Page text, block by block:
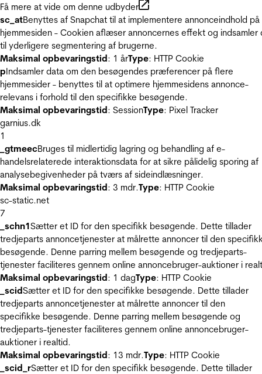
Få mere at vide om denne udbyder
sc_atBenyttes af Snapchat til at implementere annonceindhold på
hjemmesiden - Cookien aflæser annoncernes effekt og indsamler
til yderligere segmentering af brugerne.
Maksimal opbevaringstid: 1 årType: HTTP Cookie
pIndsamler data om den besøgendes præferencer på flere
hjemmesider - benyttes til at optimere hjemmesidens annonce-
relevans i forhold til den specifikke besøgende.
Maksimal opbevaringstid: SessionType: Pixel Tracker
garnius.dk
1
_gtmeecBruges til midlertidig lagring og behandling af e-
handelsrelaterede interaktionsdata for at sikre pålidelig sporing af
analysebegivenheder på tværs af sideindlæsninger.
Maksimal opbevaringstid: 3 mdr.Type: HTTP Cookie
sc-static.net
7
_schn1Sætter et ID for den specifikk besøgende. Dette tillader
tredjeparts annoncetjenester at målrette annoncer til den
besøgende. Denne parring mellem besøgende og tredjeparts-
tjenester faciliteres gennem online annoncebruger-auktioner i
Maksimal opbevaringstid: 1 dagType: HTTP Cookie
_scidSætter et ID for den specifikke besøgende. Dette tillader
tredjeparts annoncetjenester at målrette annoncer til den
specifikke besøgende. Denne parring mellem besøgende og
tredjeparts-tjenester faciliteres gennem online annoncebruger-
auktioner i realtid.
Maksimal opbevaringstid: 13 mdr.Type: HTTP Cookie
_scid_rSætter et ID for den specifikk besøgende. Dette tillader